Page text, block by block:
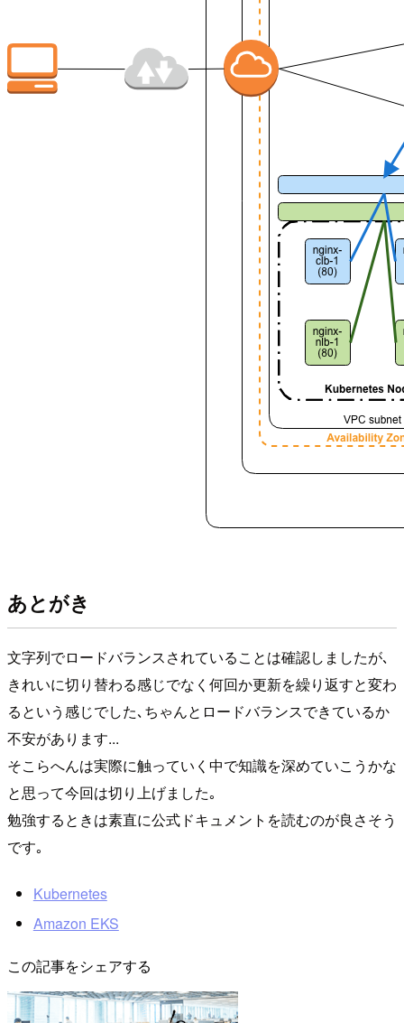
あとがき
文字列でロードバランスされていることは確認しましたが､
きれいに切り替わる感じでなく何回か更新を繰り返すと変わ
るという感じでした､ちゃんとロードバランスできているか
不安があります...
そこらへんは実際に触っていく中で知識を深めていこうかな
と思って今回は切り上げました｡
勉強するときは素直に公式ドキュメントを読むのが良さそう
です｡
Kubernetes
Amazon EKS
この記事をシェアする